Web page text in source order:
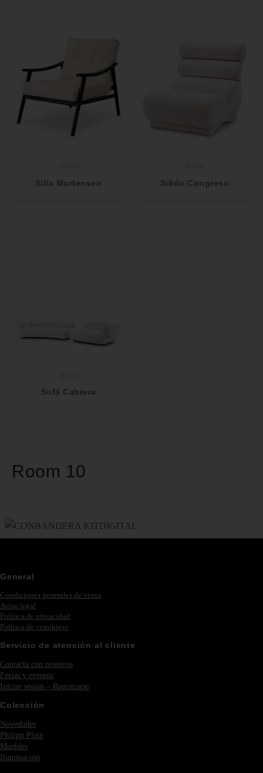
Silla Mortensen Sillón Congreso
Sofá Cabrera
Room 10
General
Condiciones generales de venta
Aviso legal
Política de privacidad
Política de «cookies»
Servicio de atención al cliente
Contacta con nosotros
Ferias y eventos
Iniciar sesión – Registrarse
Colección
Novedades
Philipp Plein
Muebles
Iluminación